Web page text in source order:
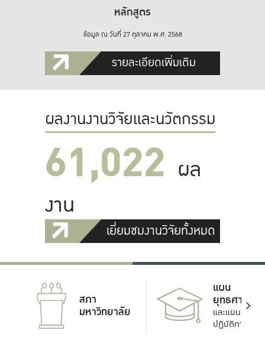
หลักสูตร
ข้อมูล ณ วันที่ 27 ตุลาคม พ.ศ. 2568
รายละเอียดเพิ่มเติม
ผลงานงานวิจัยและนวัตกรรม
61,022 ผล
งาน
เยี่ยมชมงานวิจัยทั้งหมด
สภา
มหาวิทยาลัย
แผน
ยุทธศาสตร์
และแผน
ปฏิบัติการ